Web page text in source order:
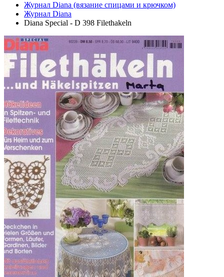
Журнал Diana (вязание спицами и крючком)
Журнал Diana
Diana Special - D 398 Filethakeln